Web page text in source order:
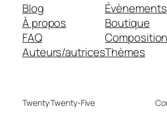
Blog
À propos
FAQ
Auteurs/autrices
Évènements
Boutique
Thèmes
Twenty Twenty-Five